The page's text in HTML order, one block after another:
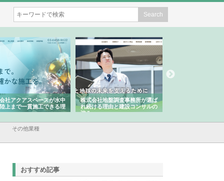
社アクアスペースが水中
上まで一貫施工できる理
株式会社地盤調査事務所が選ば
れ続ける理由と建設コンサルの
強み
その他業種
おすすめ記事